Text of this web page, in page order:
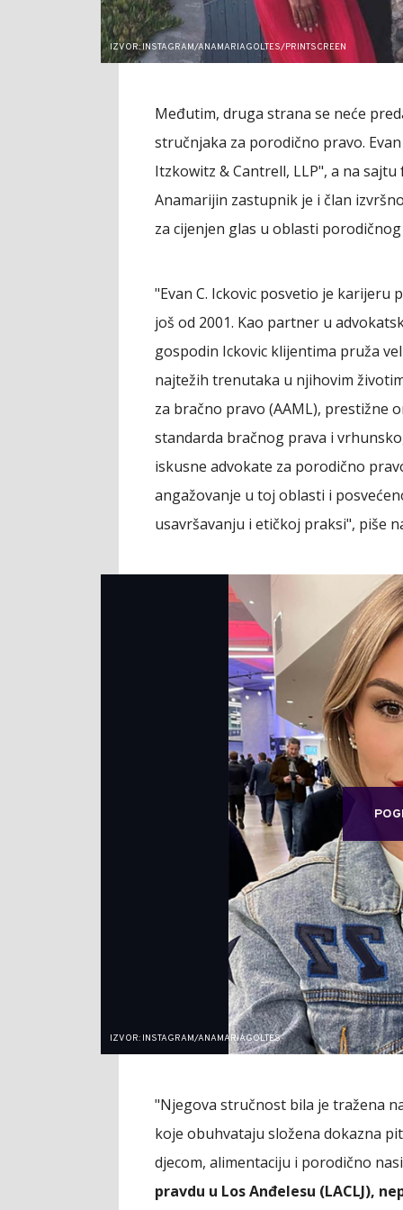
IZVOR: INSTAGRAM/ANAMARIAGOLTES/PRINTSCREEN
Međutim, druga strana se neće
stručnjaka za porodično pravo.
Itzkowitz & Cantrell, LLP", a na
Anamarijin zastupnik je i član
za cijenjen glas u oblasti
"Evan C. Ickovic posvetio je
još od 2001. Kao partner u
gospodin Ickovic klijentima pruža
najtežih trenutaka u njihovim
za bračno pravo (AAML), prestižne
standarda bračnog prava i
iskusne advokate za porodično
angažovanje u toj oblasti i
usavršavanju i etičkoj praksi", piše
IZVOR: INSTAGRAM/ANAMARIAGOLTES
"Njegova stručnost bila je tražena
koje obuhvataju složena dokazna
djecom, alimentaciju i porodično
pravdu u Los Anđelesu (LACLJ),